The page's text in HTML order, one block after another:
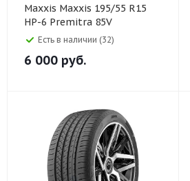
Maxxis Maxxis 195/55 R15
HP-6 Premitra 85V
Есть в наличии (32)
6 000 руб.